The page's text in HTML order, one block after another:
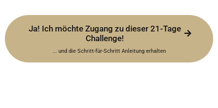
Ja! Ich möchte Zugang zu dieser 21-Tage
Challenge!
... und die Schritt-für-Schritt Anleitung erhalten